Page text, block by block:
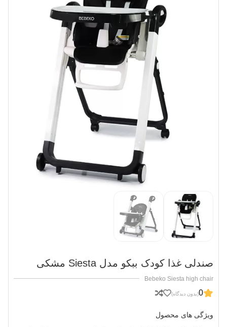
صندلی غذا کودک ببکو مدل Siesta مشکی
Bebeko Siesta high chair
0(بدون دیدگاه)
ویژگی های محصول